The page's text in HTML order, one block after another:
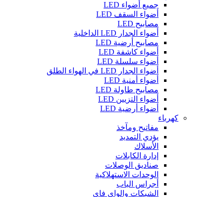
جميع أضواء LED
أضواء السقف LED
مصابيح LED
أضواء الجدار LED الداخلية
مصابيح أرضية LED
أضواء كاشفة LED
أضواء سلسلة LED
أضواء الجدار LED في الهواء الطلق
أضواء أمنية LED
مصابيح طاولة LED
أضواء التزيين LED
أضواء أرضية LED
كهرباء
مفاتيح ومآخذ
يؤدي التمديد
الأسلاك
إدارة الكابلات
صناديق الوصلات
الوحدات الاستهلاكية
أجراس الباب
الشبكات والواي فاي